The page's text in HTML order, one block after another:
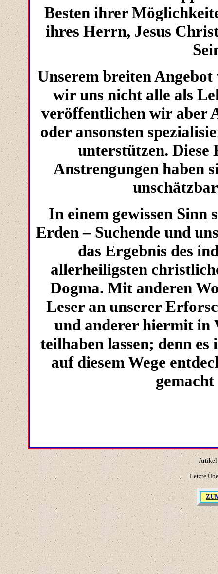
Besten ihrer
ihres Herrn, Jesus
Unserem breiten
wir uns nicht alle als
veröffentlichen wir aber
oder ansonsten
unterstützen. Diese
Anstrengungen haben
In einem gewissen Sinn
Erden – Suchende und
das Ergebnis des
allerheiligsten
Dogma. Mit anderen
Leser an unserer
und anderer hiermit in
teilhaben lassen; denn es
auf diesem Wege
Artikel
Letzte